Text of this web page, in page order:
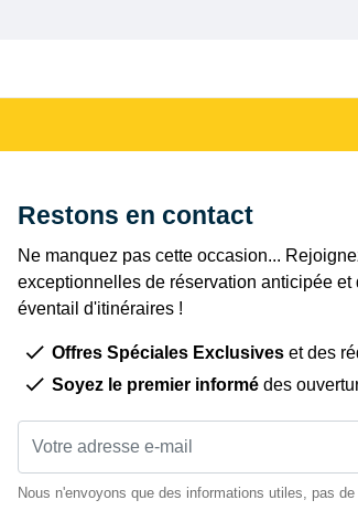
Restons en contact
Ne manquez pas cette occasion...
exceptionnelles de réservation anticipée
éventail d'itinéraires !
Offres Spéciales Exclusives et des
Soyez le premier informé des
Nous n'envoyons que des informations utiles, pas